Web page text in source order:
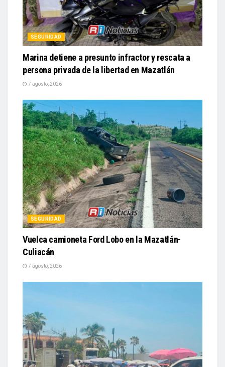
SEGURIDAD
Marina detiene a presunto infractor y rescata a
persona privada de la libertad en Mazatlán
7 agosto, 2026
SEGURIDAD
Vuelca camioneta Ford Lobo en la Mazatlán-
Culiacán
7 agosto, 2026